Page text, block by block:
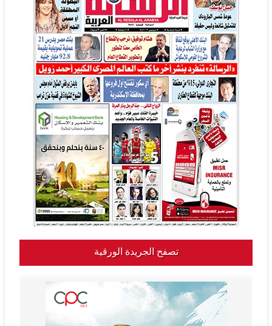
تصفح الجريدة الورقية